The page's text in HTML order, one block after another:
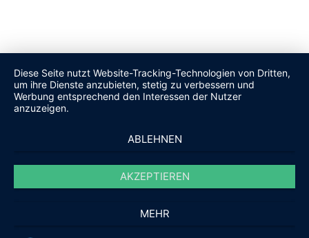
Diese Seite nutzt Website-Tracking-Technologien von Dritten,
um ihre Dienste anzubieten, stetig zu verbessern und
Werbung entsprechend den Interessen der Nutzer
anzuzeigen.
ABLEHNEN
AKZEPTIEREN
MEHR